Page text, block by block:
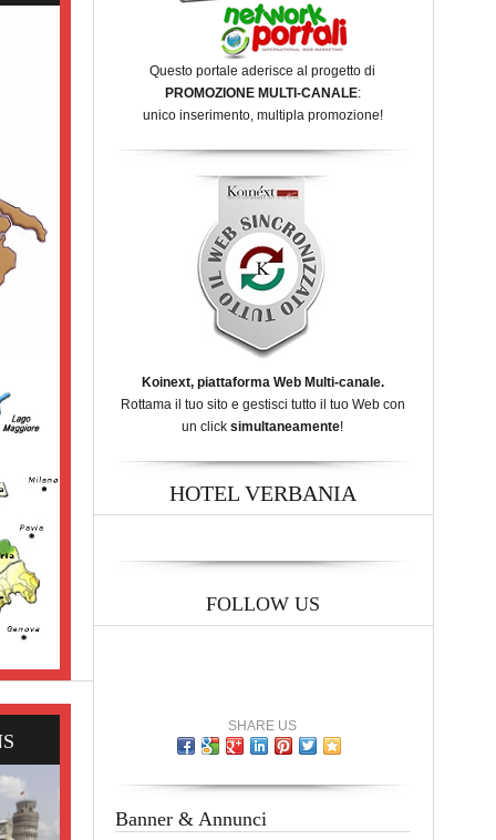
Questo portale aderisce al progetto di
PROMOZIONE MULTI-CANALE:
unico inserimento, multipla promozione!
Koinext, piattaforma Web Multi-canale.
Rottama il tuo sito e gestisci tutto il tuo Web con
un click simultaneamente!
HOTEL VERBANIA
FOLLOW US
SHARE US
Banner & Annunci